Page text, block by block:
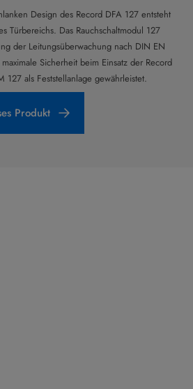
Design des Record DFA 127 entsteht
Türbereichs. Das Rauchschaltmodul 127
der Leitungsüberwachung nach DIN EN
Sicherheit beim Einsatz der Record
127 als Feststellanlage gewährleistet.
Produkt